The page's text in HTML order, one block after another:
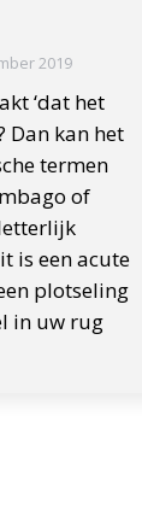
2019
‘dat het
Dan kan het
termen
of
is een acute
plotseling
in uw rug